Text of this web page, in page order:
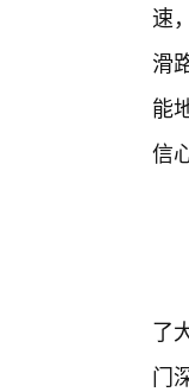
速
滑
能
信
了
门